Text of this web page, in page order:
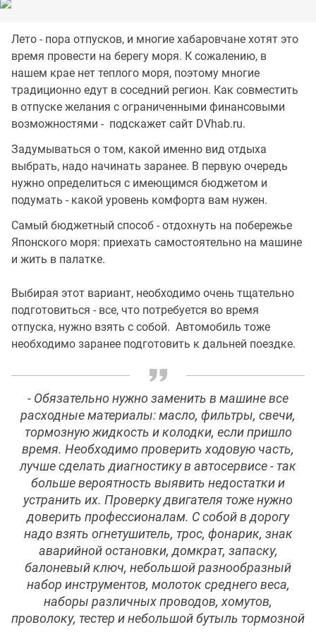
Лето - пора отпусков, и многие хабаровчане хотят это
время провести на берегу моря. К сожалению, в
нашем крае нет теплого моря, поэтому многие
традиционно едут в соседний регион. Как совместить
в отпуске желания с ограниченными финансовыми
возможностями - подскажет сайт DVhab.ru.
Задумываться о том, какой именно вид отдыха
выбрать, надо начинать заранее. В первую очередь
нужно определиться с имеющимся бюджетом и
подумать - какой уровень комфорта вам нужен.
Самый бюджетный способ - отдохнуть на побережье
Японского моря: приехать самостоятельно на машине
и жить в палатке.
Выбирая этот вариант, необходимо очень тщательно
подготовиться - все, что потребуется во время
отпуска, нужно взять с собой. Автомобиль тоже
необходимо заранее подготовить к дальней поездке.
- Обязательно нужно заменить в машине все
расходные материалы: масло, фильтры, свечи,
тормозную жидкость и колодки, если пришло
время. Необходимо проверить ходовую часть,
лучше сделать диагностику в автосервисе - так
больше вероятность выявить недостатки и
устранить их. Проверку двигателя тоже нужно
доверить профессионалам. С собой в дорогу
надо взять огнетушитель, трос, фонарик, знак
аварийной остановки, домкрат, запаску,
балоневый ключ, небольшой разнообразный
набор инструментов, молоток среднего веса,
наборы различных проводов, хомутов,
проволоку, тестер и небольшой бутыль тормозной